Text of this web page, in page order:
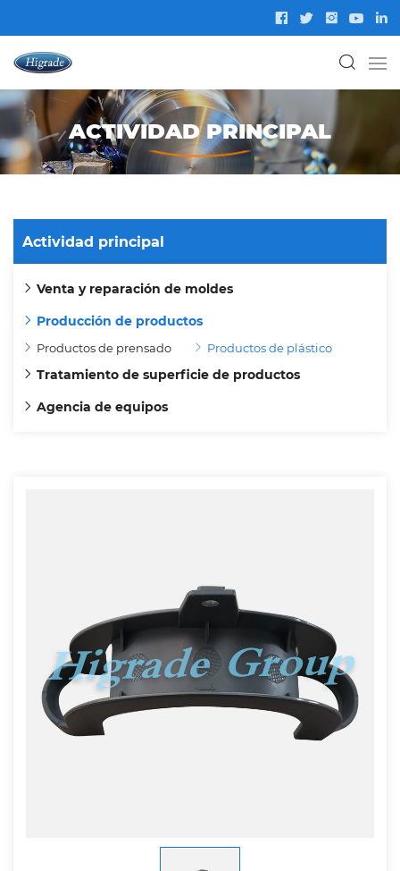
ACTIVIDAD PRINCIPAL
Actividad principal
Venta y reparación de moldes
Producción de productos
Productos de prensado Productos de plástico
Tratamiento de superficie de productos
Agencia de equipos